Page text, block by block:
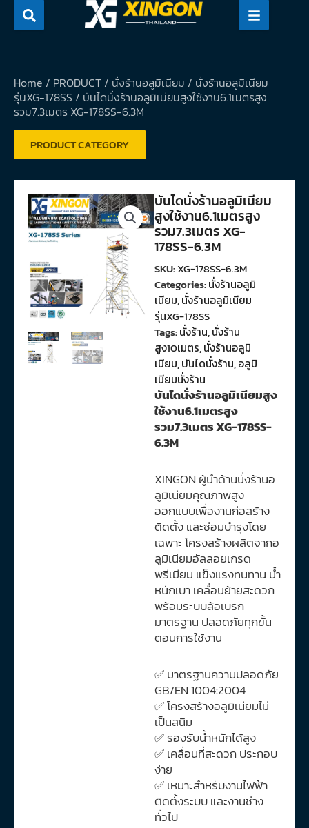
Skip
Home / PRODUCT / นั่งร้านอลูมิเนียม / นั่งร้านอลูมิเนียม
รุ่นXG-178SS / บันไดนั่งร้านอลูมิเนียมสูงใช้งาน6.1เมตรสูง
รวม7.3เมตร XG-178SS-6.3M
PRODUCT CATEGORY
บันไดนั่งร้านอลูมิเนียม
สูงใช้งาน6.1เมตรสูง
รวม7.3เมตร XG-
178SS-6.3M
SKU:XG-178SS-6.3M
Categories:นั่งร้านอลูมิ
เนียม,นั่งร้านอลูมิเนียม
รุ่นXG-178SS
Tags:นั่งร้าน,นั่งร้าน
สูง10เมตร,นั่งร้านอลูมิ
เนียม,บันไดนั่งร้าน,อลูมิ
เนียมนั่งร้าน
บันไดนั่งร้านอลูมิเนียมสูง
ใช้งาน6.1เมตรสูง
รวม7.3เมตร XG-178SS-
6.3M
XINGON ผู้นำด้านนั่งร้านอ
ลูมิเนียมคุณภาพสูง
ออกแบบเพื่องานก่อสร้าง
ติดตั้ง และซ่อมบำรุงโดย
เฉพาะ โครงสร้างผลิตจากอ
ลูมิเนียมอัลลอยเกรด
พรีเมียม แข็งแรงทนทาน น้ำ
หนักเบา เคลื่อนย้ายสะดวก
พร้อมระบบล้อเบรก
มาตรฐาน ปลอดภัยทุกขั้น
ตอนการใช้งาน
✅ มาตรฐานความปลอดภัย
GB/EN 1004:2004
✅ โครงสร้างอลูมิเนียมไม่
เป็นสนิม
✅ รองรับน้ำหนักได้สูง
✅ เคลื่อนที่สะดวก ประกอบ
ง่าย
✅ เหมาะสำหรับงานไฟฟ้า
ติดตั้งระบบ และงานช่าง
ทั่วไป